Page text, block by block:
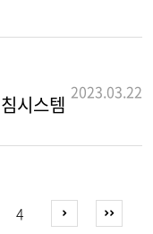
시스템 2023.03.22
4